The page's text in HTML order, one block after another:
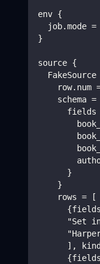
env {
job.mode =
}
source {
FakeSource
row.num
schema =
fields
      }
    }
    rows = [
"Set
],